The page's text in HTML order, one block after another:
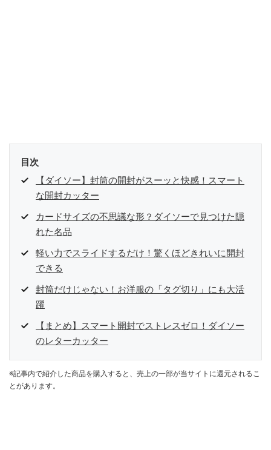
目次
【ダイソー】封筒の開封がスーッと快感！スマート
な開封カッター
カードサイズの不思議な形？ダイソーで見つけた隠
れた名品
軽い力でスライドするだけ！驚くほどきれいに開封
できる
封筒だけじゃない！お洋服の「タグ切り」にも大活
躍
【まとめ】スマート開封でストレスゼロ！ダイソー
のレターカッター
※記事内で紹介した商品を購入すると、売上の一部が当サイトに還元されるこ
とがあります。